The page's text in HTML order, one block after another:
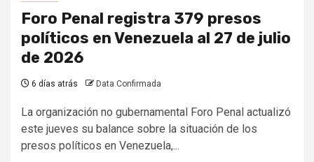
Foro Penal registra 379 presos
políticos en Venezuela al 27 de julio
de 2026
6 días atrás Data Confirmada
La organización no gubernamental Foro Penal actualizó
este jueves su balance sobre la situación de los
presos políticos en Venezuela,...